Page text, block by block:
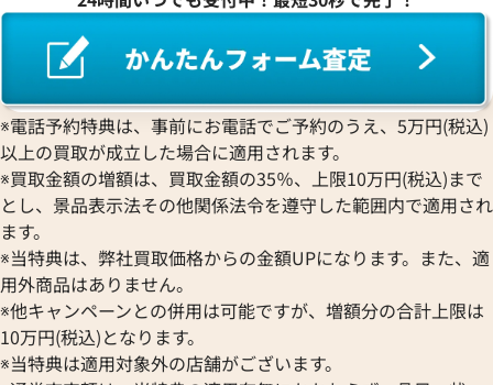
※電話予約特典は、事前にお電話でご予約のうえ、5万円(税込)
以上の買取が成立した場合に適用されます。
※買取金額の増額は、買取金額の35％、上限10万円(税込)まで
とし、景品表示法その他関係法令を遵守した範囲内で適用され
ます。
※当特典は、弊社買取価格からの金額UPになります。また、適
用外商品はありません。
※他キャンペーンとの併用は可能ですが、増額分の合計上限は
10万円(税込)となります。
※当特典は適用対象外の店舗がございます。